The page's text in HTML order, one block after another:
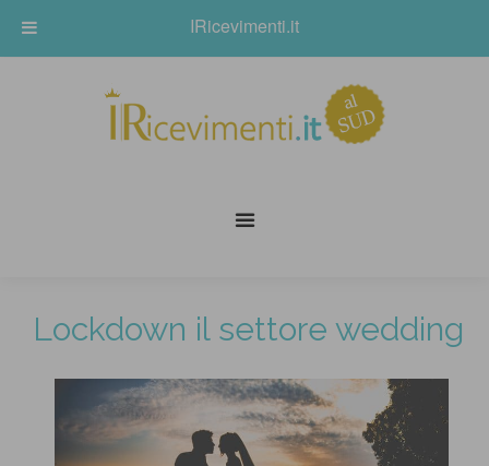
Lockdown il settore wedding
IRicevimenti.it